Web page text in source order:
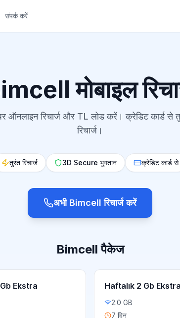
संपर्क करें
मोबाइल
ऑनलाइन रिचार्ज और TL लोड करें। क्रेडिट कार्ड से
रिचार्ज।
तुरंत रिचार्ज 3D Secure भुगतान क्रेडिट कार्ड से
अभी Bimcell रिचार्ज करें
Bimcell पैकेज
Ekstra Haftalık 2 Gb Ekstra
2.0 GB
7 दिन